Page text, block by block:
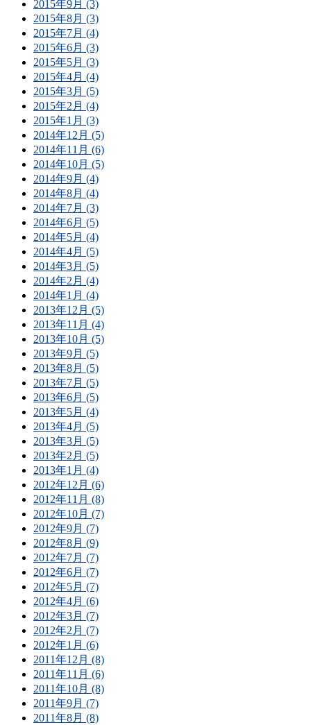
2015年9月 (3)
2015年8月 (3)
2015年7月 (4)
2015年6月 (3)
2015年5月 (3)
2015年4月 (4)
2015年3月 (5)
2015年2月 (4)
2015年1月 (3)
2014年12月 (5)
2014年11月 (6)
2014年10月 (5)
2014年9月 (4)
2014年8月 (4)
2014年7月 (3)
2014年6月 (5)
2014年5月 (4)
2014年4月 (5)
2014年3月 (5)
2014年2月 (4)
2014年1月 (4)
2013年12月 (5)
2013年11月 (4)
2013年10月 (5)
2013年9月 (5)
2013年8月 (5)
2013年7月 (5)
2013年6月 (5)
2013年5月 (4)
2013年4月 (5)
2013年3月 (5)
2013年2月 (5)
2013年1月 (4)
2012年12月 (6)
2012年11月 (8)
2012年10月 (7)
2012年9月 (7)
2012年8月 (9)
2012年7月 (7)
2012年6月 (7)
2012年5月 (7)
2012年4月 (6)
2012年3月 (7)
2012年2月 (7)
2012年1月 (6)
2011年12月 (8)
2011年11月 (6)
2011年10月 (8)
2011年9月 (7)
2011年8月 (8)